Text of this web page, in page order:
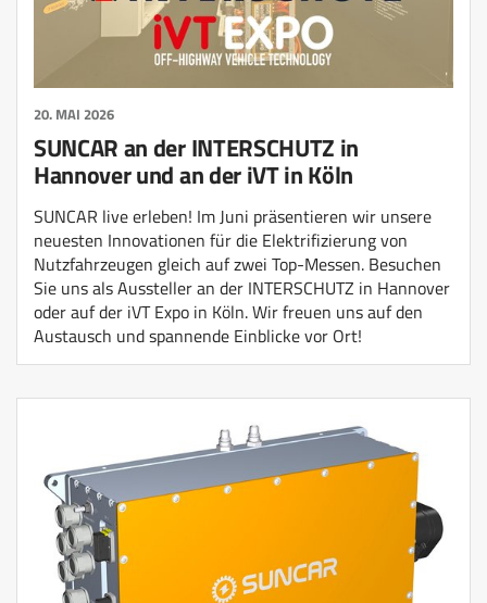
20. MAI 2026
SUNCAR an der INTERSCHUTZ in
Hannover und an der iVT in Köln
SUNCAR live erleben! Im Juni präsentieren wir unsere
neuesten Innovationen für die Elektrifizierung von
Nutzfahrzeugen gleich auf zwei Top-Messen. Besuchen
Sie uns als Aussteller an der INTERSCHUTZ in Hannover
oder auf der iVT Expo in Köln. Wir freuen uns auf den
Austausch und spannende Einblicke vor Ort!